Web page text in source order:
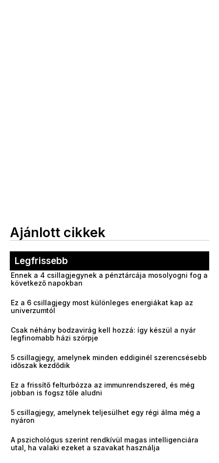
Ajánlott cikkek
Legfrissebb
Ennek a 4 csillagjegynek a pénztárcája mosolyogni fog a
következő napokban
Ez a 6 csillagjegy most különleges energiákat kap az
univerzumtól
Csak néhány bodzavirág kell hozzá: így készül a nyár
legfinomabb házi szörpje
5 csillagjegy, amelynek minden eddiginél szerencsésebb
időszak kezdődik
Ez a frissítő felturbózza az immunrendszered, és még
jobban is fogsz tőle aludni
5 csillagjegy, amelynek teljesülhet egy régi álma még a
nyáron
A pszichológus szerint rendkívül magas intelligenciára
utal, ha valaki ezeket a szavakat használja